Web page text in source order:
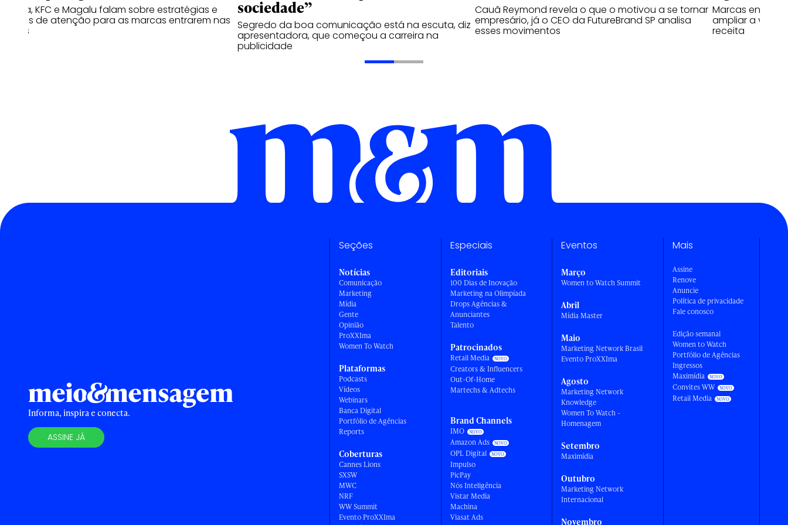
Canva, KFC e Magalu falam sobre estratégias e
pontos de atenção para as marcas entrarem nas
trends
sociedade”
Segredo da boa comunicação está na escuta, diz
apresentadora, que começou a carreira na
publicidade
Cauã Reymond revela o que o motivou a se tornar
empresário, já o CEO da FutureBrand SP analisa
esses movimentos
Marcas entram
ampliar a
receita
Informa, inspira e conecta.
ASSINE JÁ
Seções
Notícias
Comunicação
Marketing
Mídia
Gente
Opinião
ProXXIma
Women To Watch
Plataformas
Podcasts
Vídeos
Webinars
Banca Digital
Portfólio de Agências
Reports
Coberturas
Cannes Lions
SXSW
MWC
NRF
WW Summit
Evento ProXXIma
Especiais
Editoriais
100 Dias de Inovação
Marketing na Olimpíada
Drops Agências &
Anunciantes
Talento
Patrocinados
Retail Media
Creators & Influencers
Out-Of-Home
Martechs & Adtechs
Brand Channels
IMO
Amazon Ads
OPL Digital
Impulso
PicPay
Nós Inteligência
Vistar Media
Machina
Viasat Ads
Eventos
Março
Women to Watch Summit
Abril
Mídia Master
Maio
Marketing Network Brasil
Evento ProXXIma
Agosto
Marketing Network
Knowledge
Women To Watch -
Homenagem
Setembro
Maximídia
Outubro
Marketing Network
Internacional
Novembro
Mais
Assine
Renove
Anuncie
Política de privacidade
Fale conosco
Edição semanal
Women to Watch
Portfólio de Agências
Ingressos
Maximídia
Convites WW
Retail Media